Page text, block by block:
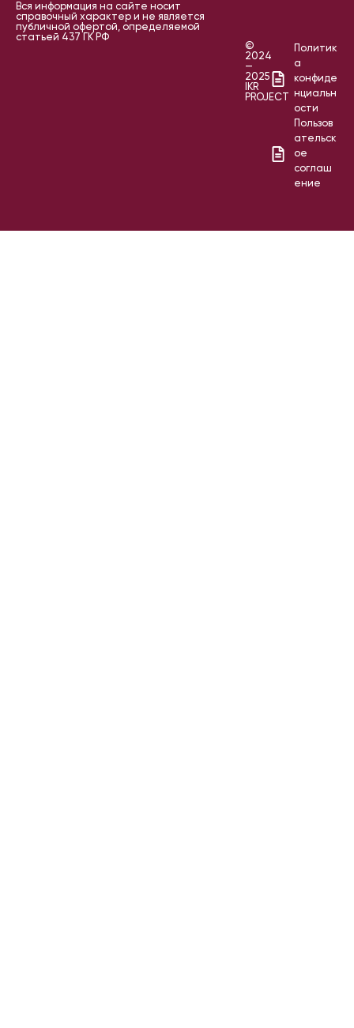
Вся информация на сайте носит
справочный характер и не является
публичной офертой, определяемой
статьей 437 ГК РФ
©
2024
—
2025
IKR
PROJECT
Политик
а
конфиде
нциальн
ости
Пользов
ательск
ое
соглаш
ение